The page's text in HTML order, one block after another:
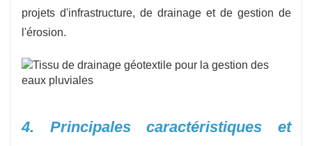
projets d'infrastructure, de drainage et de gestion de
l'érosion.
4. Principales caractéristiques et